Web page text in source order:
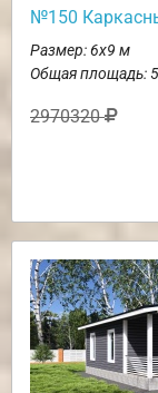
№150
Размер: 6х9 м
Общая площадь:
2970320